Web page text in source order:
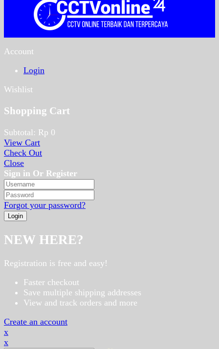
Account
Login
Wishlist
Shopping Cart
Subtotal: Rp 0
View Cart
Check Out
Close
Sign in Or Register
Forgot your password?
NEW HERE?
Registration is free and easy!
Faster checkout
Save multiple shipping addresses
View and track orders and more
Create an account
x
x